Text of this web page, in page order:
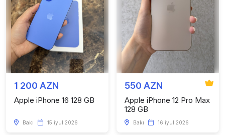
1 200 AZN
Apple iPhone 16 128 GB
Bakı 15 iyul 2026
550 AZN
Apple iPhone 12 Pro Max
128 GB
Bakı 16 iyul 2026